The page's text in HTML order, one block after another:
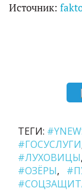
Источник:
ТЕГИ:
#ГОСУСЛУГИ
#ЛУХОВИЦЫ
#ОЗЁРЫ